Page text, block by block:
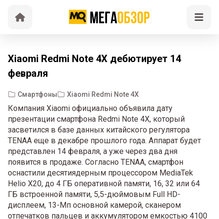
Xiaomi Redmi Note 4X дебютирует 14
февраля
Смартфоны Xiaomi Redmi Note 4X
Компания Xiaomi официально объявила дату
презентации смартфона Redmi Note 4X, который
засветился в базе данных китайского регулятора
TENAA еще в декабре прошлого года. Аппарат будет
представлен 14 февраля, а уже через два дня
появится в продаже. Согласно TENAA, смартфон
оснастили десятиядерным процессором MediaTek
Helio X20, до 4 ГБ оперативной памяти, 16, 32 или 64
ГБ встроенной памяти, 5,5-дюймовым Full HD-
дисплеем, 13-Мп основной камерой, сканером
отпечатков пальцев и аккумулятором емкостью 4100